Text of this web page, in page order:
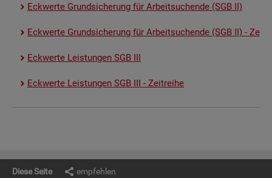
Eck­wer­te Grund­si­che­rung für Ar­beit­su­chen­de (SGB II)
Eck­wer­te Grund­si­che­rung für Ar­beit­su­chen­de (SGB II) -
Eck­wer­te Leis­tun­gen SGB III
Eck­wer­te Leis­tun­gen SGB III - Zeit­rei­he
Diese Seite empfehlen